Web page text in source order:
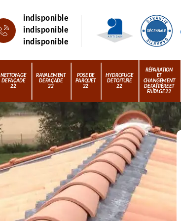
indisponible
indisponible
indisponible
NETTOYAGE
DE FAÇADE
22
RAVALEMENT
DE FAÇADE
22
POSE DE
PARQUET
22
HYDROFUGE
DE TOITURE
22
RÉPARATION
ET
CHANGEMENT
DE FAÎTIÈRE ET
FAÎTAGE 22